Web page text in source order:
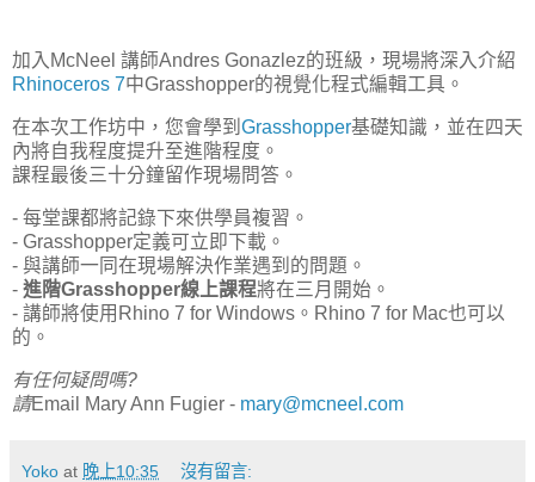
加入McNeel 講師Andres Gonazlez的班級，現場將深入介紹
Rhinoceros 7中Grasshopper的視覺化程式編輯工具。
在本次工作坊中，您會學到 Grasshopper基礎知識，並在四天
內將自我程度提升至進階程度。
課程最後三十分鐘留作現場問答。
- 每堂課都將記錄下來供學員複習。
- Grasshopper定義可立即下載。
- 與講師一同在現場解決作業遇到的問題。
- 進階Grasshopper線上課程將在三月開始。
- 講師將使用Rhino 7 for Windows。Rhino 7 for Mac也可以
的。
有任何疑問嗎?
請Email Mary Ann Fugier - mary@mcneel.com
Yoko at 晚上10:35 沒有留言: